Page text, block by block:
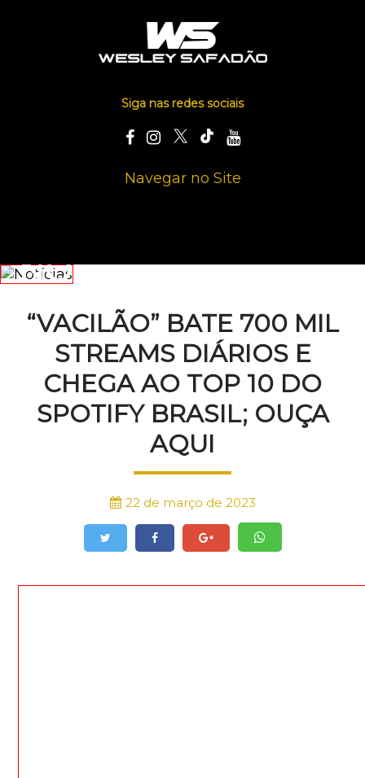
Siga nas redes sociais
Navegar no Site
NOTÍCIAS
“VACILÃO” BATE 700 MIL
STREAMS DIÁRIOS E
CHEGA AO TOP 10 DO
SPOTIFY BRASIL; OUÇA
AQUI
22 de março de 2023